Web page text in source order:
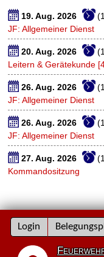
19. Aug. 2026
JF: Allgemeiner Dienst
20. Aug. 2026
Leitern & Gerätekunde
26. Aug. 2026
JF: Allgemeiner Dienst
26. Aug. 2026
JF: Allgemeiner Dienst
27. Aug. 2026
Kommandositzung
Navigation
überspringen
Login